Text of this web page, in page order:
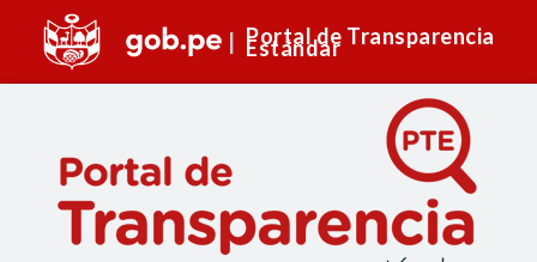
Portal de Transparencia
Estándar